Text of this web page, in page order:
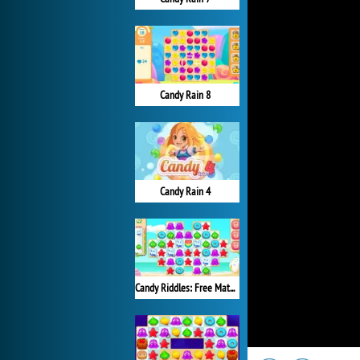
Candy Rain 8
Candy Rain 4
Candy Riddles: Free Match 3 Puzzle